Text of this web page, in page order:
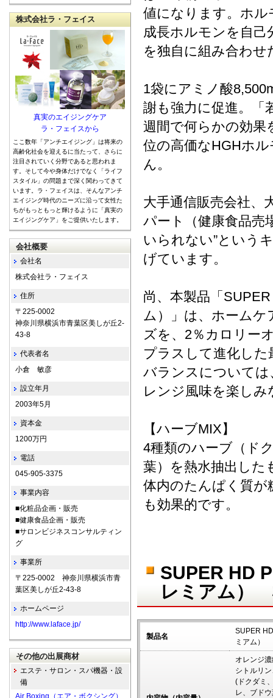
値になります。ホ
成長ホルモンを自己
を独自に組み合わせ
1袋にアミノ酸
謝も強力に促進。「
週間で何らかの効果
位の高価なHGHホ
ん。
大手通信販売会社、
パート（健康食品売
いられない”という
げています。
尚、本製品「
ム）」は、ホームケ
ズを、2％カロリー
プラスして進化した
バランスについて
レンジ風味を楽し
【ハーブMIX】
4種類のハーブ（ド
葉）を熱水抽出した
体内のたんぱく質
も効果的です。
SUPER HD
レミアム）
製品名
SUPER
ミアム）
オレンジ
シトルリ
(ドクダミ
レ、ブド
株式会社ラ・フェイス
真実のエイジングケア
ラ・フェイスから
ここ数年「アンチエイジング」は将来の
高齢化社会を迎えるに当たって、さらに
注目されていく分野であると思われま
す。そして今や身体だけでなく「ライフ
スタイル」の問題まで深く関わってきて
います。ラ・フェイスは、そんなアンチ
エイジング時代のニーズに沿って女性た
ちがもっともっと輝けるように「真実の
エイジングケア」をご提供いたします。
会社概要
会社名
株式会社ラ・フェイス
住所
〒225-0002
神奈川県横浜市青葉区美しが丘2-
43-8
代表者名
小倉 敏彦
設立年月
2003年5月
資本金
1200万円
電話
045-905-3375
事業内容
■化粧品企画・販売
■健康食品企画・販売
■サロンビジネスコンサルティン
グ
事業所
〒225-0002 神奈川県横浜市青
葉区美しが丘2-43-8
ホームページ
http://www.laface.jp/
その他の出展商材
エステ・サロン・スパ機器・設
備
Air Boxing（エア・ボクシング）